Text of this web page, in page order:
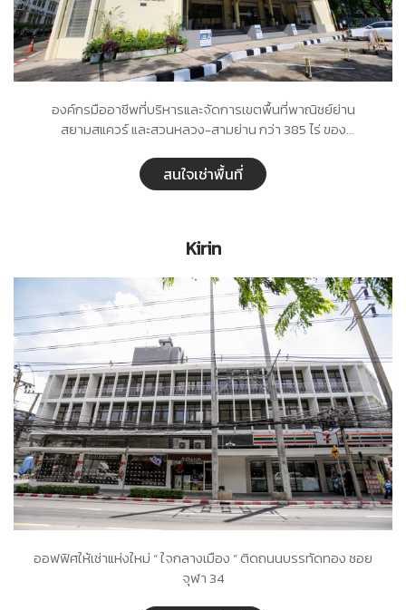
องค์กรมืออาชีพที่บริหารและจัดการเขตพื้นที่พาณิชย์ย่าน
สยามสแควร์ และสวนหลวง-สามย่าน กว่า 385 ไร่ ของ
สร้างคุณค่าร่วมสูงสุดระหว่างชุมชนและสังคมแบบองค์รวมอย่าง
สร้างสรรค์ เพื่อพัฒนาให้เป็นพื้นที่ ที่เชื่อมโยงโอกาสสำหรับทุก
สนใจเช่าพื้นที่
Kirin
ออฟฟิศให้เช่าแห่งใหม่ “ ใจกลางเมือง ” ติดถนนบรรทัดทอง ซอย
จุฬา 34